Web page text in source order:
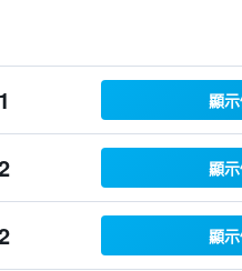
顯
顯
顯